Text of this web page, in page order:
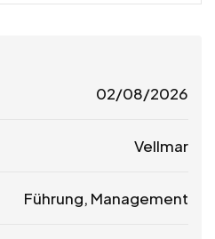
02/08/2026
Vellmar
Führung, Management